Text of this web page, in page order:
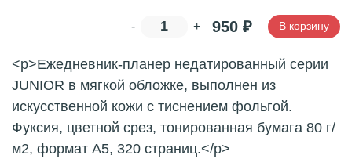
- + 950 ₽ В корзину
<p>Ежедневник-планер недатированный серии
JUNIOR в мягкой обложке, выполнен из
искусственной кожи с тиснением фольгой.
Фуксия, цветной срез, тонированная бумага 80 г/
м2, формат A5, 320 страниц.</p>